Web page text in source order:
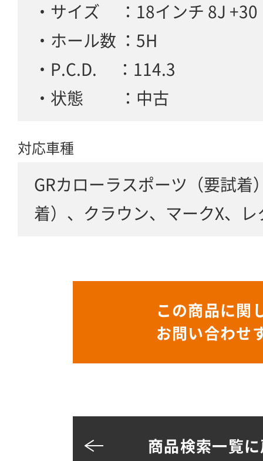
・サイズ ：18インチ 8J +30
・ホール数 ：5H
・P.C.D. ：114.3
・状態 ：中古
対応車種
GRカローラスポーツ（要試着
着）、クラウン、マークX、レ
この商品に関
お問い合わせ
商品検索一覧